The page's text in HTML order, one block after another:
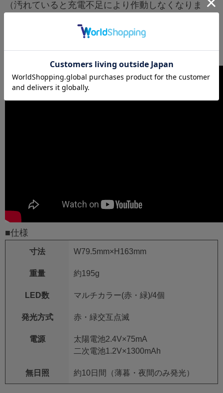
（汚れていると充電不足により作動しなくなりま
製品の品質維持のため、購入から2年毎のバッテリー
■仕様
寸法 W79.5mm×H163mm
重量 約195g
LED数 マルチカラー(赤・緑)/4個
発光方式 赤・緑交互点滅
電源
太陽電池2.4V×75mA
二次電池1.2V×1300mAh
無日照 約10日間（薄暮・夜間のみ発光）